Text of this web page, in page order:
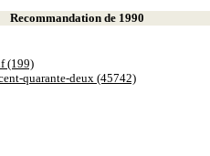
Recommandation de 1990
(199)
quarante-deux (45742)